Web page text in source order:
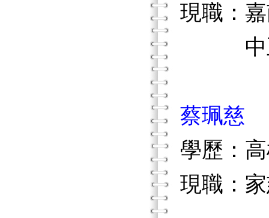
現職：
中正
蔡珮慈
學歷：
現職：